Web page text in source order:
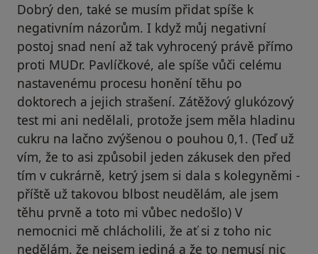
Dobrý den, také se musím přidat spíše k
negativním názorům. I když můj negativní
postoj snad není až tak vyhrocený právě přímo
proti MUDr. Pavlíčkové, ale spíše vůči celému
nastavenému procesu honění těhu po
doktorech a jejich strašení. Zátěžový glukózový
test mi ani nedělali, protože jsem měla hladinu
cukru na lačno zvýšenou o pouhou 0,1. (Teď už
vím, že to asi způsobil jeden zákusek den před
tím v cukrárně, ketrý jsem si dala s kolegyněmi -
příště už takovou blbost neudělám, ale jsem
těhu prvně a toto mi vůbec nedošlo) V
nemocnici mě chlácholili, že ať si z toho nic
nedělám, že nejsem jediná a že to nemusí nic